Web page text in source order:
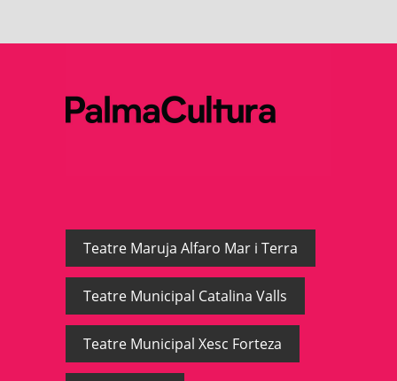
Teatre Maruja Alfaro Mar i Terra
Teatre Municipal Catalina Valls
Teatre Municipal Xesc Forteza